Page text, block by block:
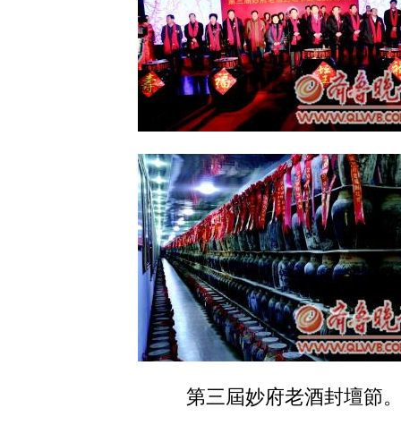
第三屆妙府老酒封壇節